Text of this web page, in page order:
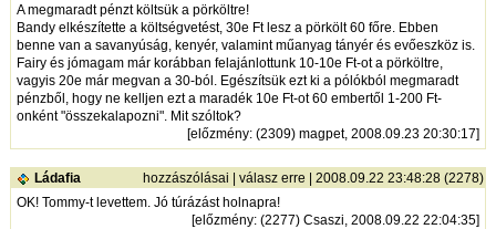
A megmaradt pénzt költsük a pörköltre!
Bandy elkészítette a költségvetést, 30e Ft lesz a pörkölt 60 főre. Ebben
benne van a savanyúság, kenyér, valamint műanyag tányér és evőeszköz is.
Fairy és jómagam már korábban felajánlottunk 10-10e Ft-ot a pörköltre,
vagyis 20e már megvan a 30-ból. Egészítsük ezt ki a pólókból megmaradt
pénzből, hogy ne kelljen ezt a maradék 10e Ft-ot 60 embertől 1-200 Ft-
onként "összekalapozni". Mit szóltok?
[előzmény: (2309) magpet, 2008.09.23 20:30:17]
Ládafia hozzászólásai |válasz erre | 2008.09.22 23:48:28 (2278)
OK! Tommy-t levettem. Jó túrázást holnapra!
[előzmény: (2277) Csaszi, 2008.09.22 22:04:35]